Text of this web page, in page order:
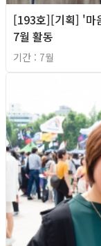
[193호][기획] '마
7월 활동
기간 : 7월